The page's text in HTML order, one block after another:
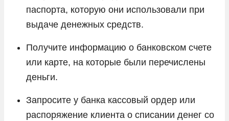
паспорта, которую они использовали при
выдаче денежных средств.
Получите информацию о банковском счете
или карте, на которые были перечислены
деньги.
Запросите у банка кассовый ордер или
распоряжение клиента о списании денег со